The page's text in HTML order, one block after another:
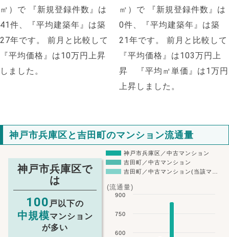
㎡）で 『新規登録件数』は
41件、『平均建築年』は築
27年です。
前月と比較して
『平均価格』は10万円上昇
しました。
㎡）で 『新規登録件数』は
0件、『平均建築年』は築
21年です。
前月と比較して
『平均価格』は103万円上
昇 『平均㎡単価』は1万円
上昇しました。
神戸市兵庫区と吉田町のマンション流通量
神戸市兵庫区で
は
100 戸以下の
中規模マンション
が多い
(流通量)
神戸市兵庫区／中古マンション
吉田町／中古マンション
吉田町／中古マンション(当該マ…
600
750
900